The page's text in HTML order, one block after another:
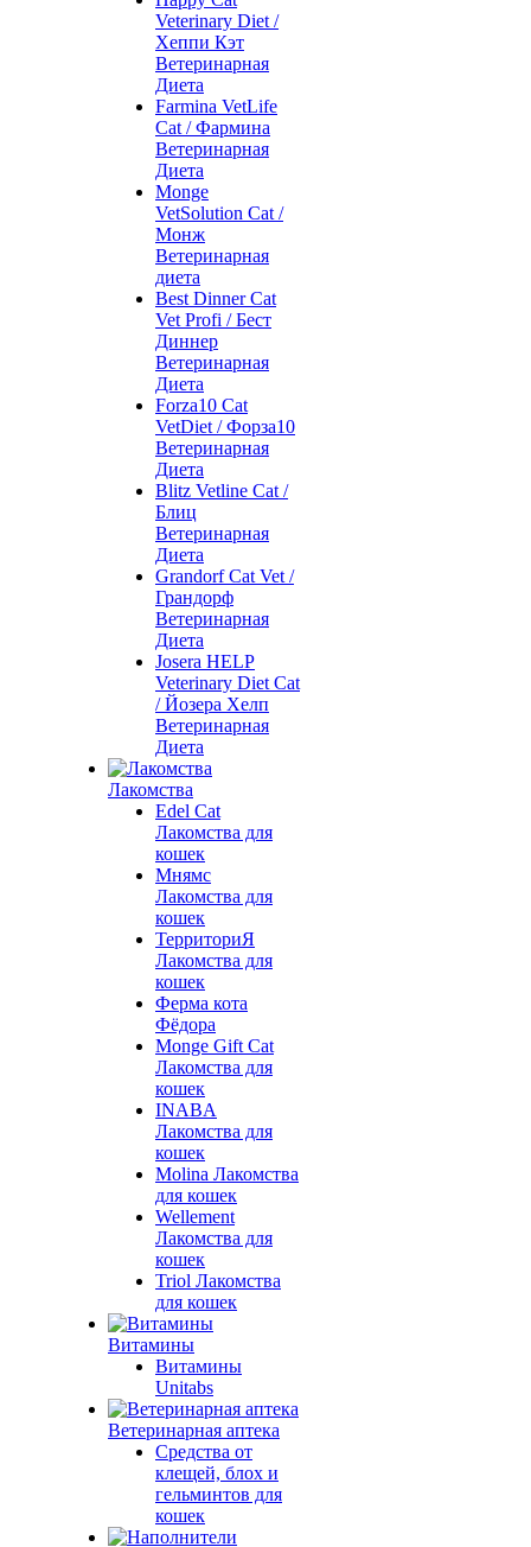
Veterinary Diet /
Хеппи Кэт
Ветеринарная
Диета
Farmina VetLife
Cat / Фармина
Ветеринарная
Диета
Monge
VetSolution Cat /
Монж
Ветеринарная
диета
Best Dinner Cat
Vet Profi / Бест
Диннер
Ветеринарная
Диета
Forza10 Cat
VetDiet / Форза10
Ветеринарная
Диета
Blitz Vetline Cat /
Блиц
Ветеринарная
Диета
Grandorf Cat Vet /
Грандорф
Ветеринарная
Диета
Josera HELP
Veterinary Diet Cat
/ Йозера Хелп
Ветеринарная
Диета
Лакомства
Edel Cat
Лакомства для
кошек
Мнямс
Лакомства для
кошек
ТерриториЯ
Лакомства для
кошек
Ферма кота
Фёдора
Monge Gift Cat
Лакомства для
кошек
INABA
Лакомства для
кошек
Molina Лакомства
для кошек
Wellement
Лакомства для
кошек
Triol Лакомства
для кошек
Витамины
Витамины
Unitabs
Ветеринарная аптека
Средства от
клещей, блох и
гельминтов для
кошек